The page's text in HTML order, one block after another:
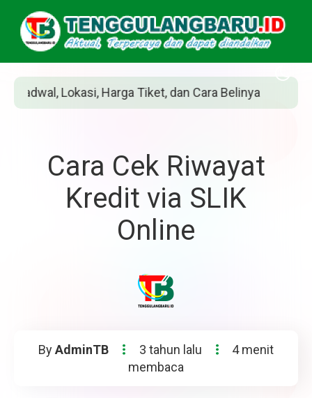
dan Cara Belinya Siapakah Jean Grey?
Cara Cek Riwayat
Kredit via SLIK
Online
ByAdminTB 3 tahun lalu
4 menit
membaca